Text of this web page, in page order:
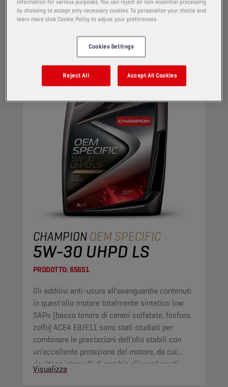
Visualizza
CHAMPIONOEM SPECIFIC
5W-30 UHPD LS
PRODOTTO: 65651
Gli additivi anti-usura all'avanguardia contenuti
in quest'olio motore totalmente sintetico low
SAPs (basso tenore di ceneri solfatate, fosforo,
zolfo) ACEA E8/E11 sono stati studiati per
combinare le prestazioni dell'olio stabili con
un'eccellente protezione del motore, da cui
risultano intervalli di cambio olio prolungati
senza compromettere la protezione del motore
Visualizza
information for various purposes. You can reject all non-essential processing
by choosing to accept only necessary cookies. To personalize your choice and
learn more click Cookie Policy to adjust your preferences.
Cookies Settings
Reject All Accept All Cookies